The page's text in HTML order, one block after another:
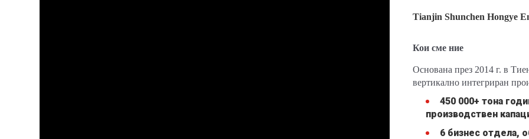
Tianjin Shunchen Hongye
Кои сме ние
Основана през 2014 г. в
вертикално интегриран
450 000+ тона
производствен
6 бизнес отдела,